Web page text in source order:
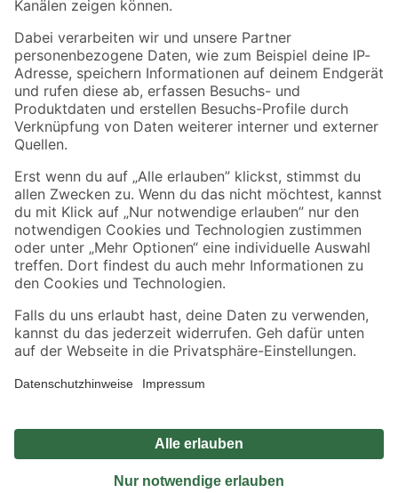
Folge uns
Zahlungsarten Versandarten
Sicher einkaufen
Jetzt die toom-App herunterladen
Alle Preisangaben in EUR inkl. gesetzl. MwSt.. Die dargestellten Angebote sind unter
Umständen nicht in allen Märkten verfügbar. Die angegebenen Verfügbarkeiten beziehen
Produkte nur solange der Vorrat reicht.
*Paketversand ab 59 € versandkostenfrei, gilt nicht für Artikel mit Speditionsversand, hier
Privatsphäre Impressum
Nutzungsbedingungen
Widerrufsrecht
Vertrag widerrufen